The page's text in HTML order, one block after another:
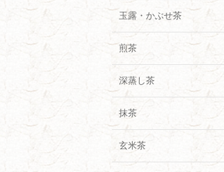
玉露・かぶせ茶
煎茶
深蒸し茶
抹茶
玄米茶